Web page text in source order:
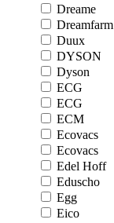
Dreame
Dreamfarm
Duux
DYSON
Dyson
ECG
ECG
ECM
Ecovacs
Ecovacs
Edel Hoff
Eduscho
Egg
Eico